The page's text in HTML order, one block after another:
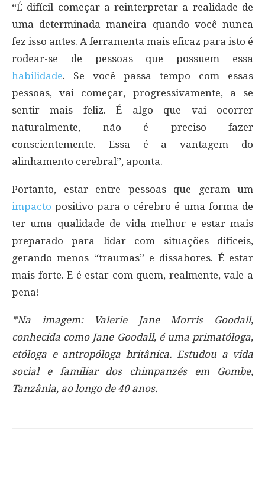
“É difícil começar a reinterpretar a realidade de
uma determinada maneira quando você nunca
fez isso antes. A ferramenta mais eficaz para isto é
rodear-se de pessoas que possuem essa
habilidade. Se você passa tempo com essas
pessoas, vai começar, progressivamente, a se
sentir mais feliz. É algo que vai ocorrer
naturalmente, não é preciso fazer
conscientemente. Essa é a vantagem do
alinhamento cerebral”, aponta.
Portanto, estar entre pessoas que geram um
impacto positivo para o cérebro é uma forma de
ter uma qualidade de vida melhor e estar mais
preparado para lidar com situações difíceis,
gerando menos “traumas” e dissabores. É estar
mais forte. E é estar com quem, realmente, vale a
pena!
*Na imagem: Valerie Jane Morris Goodall,
conhecida como Jane Goodall, é uma primatóloga,
etóloga e antropóloga britânica. Estudou a vida
social e familiar dos chimpanzés em Gombe,
Tanzânia, ao longo de 40 anos.